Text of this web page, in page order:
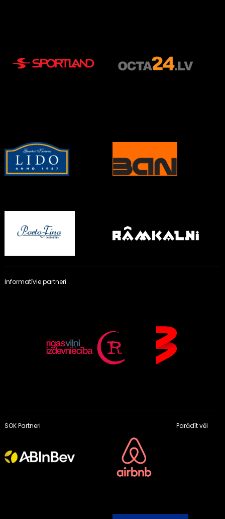
Informatīvie partneri
SOK Partneri Parādīt vēl